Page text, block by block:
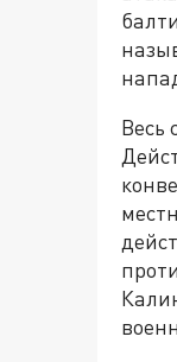
Весь